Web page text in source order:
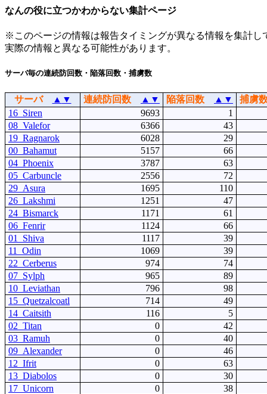
なんの役に立つかわからない集計ページ
※このページの情報は報告タイミングが異なる情報を集計し
実際の情報と異なる可能性があります。
サーバ毎の連続防回数・陥落回数・捕虜数
サーバ ▲ ▼ 連続防回数 ▲ ▼ 陥落回数 ▲ ▼
捕虜
16_Siren
9693
1
08_Valefor
6366
43
19_Ragnarok
6028
29
00_Bahamut
5157
66
04_Phoenix
3787
63
05_Carbuncle
2556
72
29_Asura
1695
110
26_Lakshmi
1251
47
24_Bismarck
1171
61
06_Fenrir
1124
66
01_Shiva
1117
39
11_Odin
1069
39
22_Cerberus
974
74
07_Sylph
965
89
10_Leviathan
796
98
15_Quetzalcoatl
714
49
14_Caitsith
116
5
02_Titan
0
42
03_Ramuh
0
40
09_Alexander
0
46
12_Ifrit
0
63
13_Diabolos
0
30
17_Unicorn
0
38